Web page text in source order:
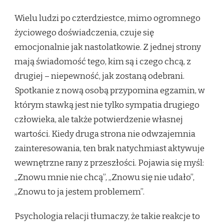
Wielu ludzi po czterdziestce, mimo ogromnego
życiowego doświadczenia, czuje się
emocjonalnie jak nastolatkowie. Z jednej strony
mają świadomość tego, kim są i czego chcą, z
drugiej – niepewność, jak zostaną odebrani.
Spotkanie z nową osobą przypomina egzamin, w
którym stawką jest nie tylko sympatia drugiego
człowieka, ale także potwierdzenie własnej
wartości. Kiedy druga strona nie odwzajemnia
zainteresowania, ten brak natychmiast aktywuje
wewnętrzne rany z przeszłości. Pojawia się myśl:
„Znowu mnie nie chcą”, „Znowu się nie udało”,
„Znowu to ja jestem problemem”.
Psychologia relacji tłumaczy, że takie reakcje to